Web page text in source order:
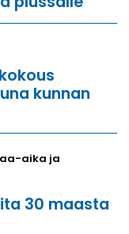
kunnan
aika ja
30 maasta